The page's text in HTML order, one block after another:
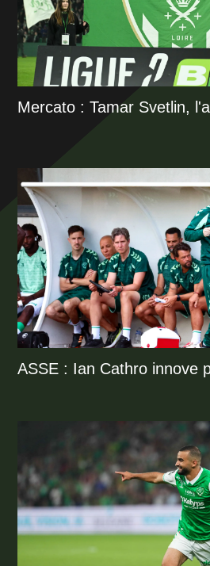
Mercato : Tamar Svetlin,
ASSE : Ian Cathro innove